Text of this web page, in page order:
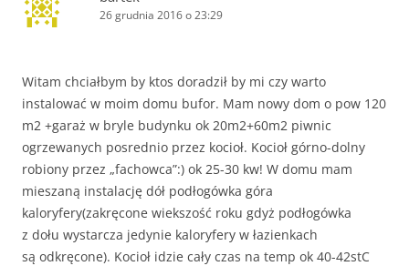
26 grudnia 2016 o 23:29
Witam chciałbym by ktos doradził by mi czy warto
instalować w moim domu bufor. Mam nowy dom o pow 120
m2 +garaż w bryle budynku ok 20m2+60m2 piwnic
ogrzewanych posrednio przez kocioł. Kocioł górno-dolny
robiony przez „fachowca”:) ok 25-30 kw! W domu mam
mieszaną instalację dół podłogówka góra
kaloryfery(zakręcone wiekszość roku gdyż podłogówka
z dołu wystarcza jedynie kaloryfery w łazienkach
są odkręcone). Kocioł idzie cały czas na temp ok 40-42stC